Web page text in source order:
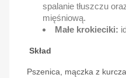
spalanie tłuszczu
mięśniową.
Małe krokieciki:
Skład
Pszenica, mączka z